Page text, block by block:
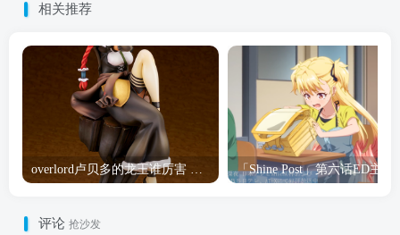
相关推荐
评论 抢沙发